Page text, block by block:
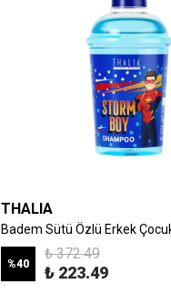
THALIA
%40
₺ 372.49
₺ 223.49